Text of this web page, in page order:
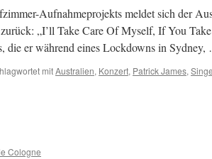
Aufnahmeprojekts meldet sich der
„I’ll Take Care Of Myself, If You
die er während eines Lockdowns in
mitAustralien, Konzert, Patrick James,
Cologne